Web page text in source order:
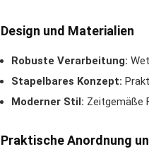
Design und Materialien
Robuste Verarbeitung:
Stapelbares Konzept:
Moderner Stil: Zeitgemäße
Praktische Anordnung